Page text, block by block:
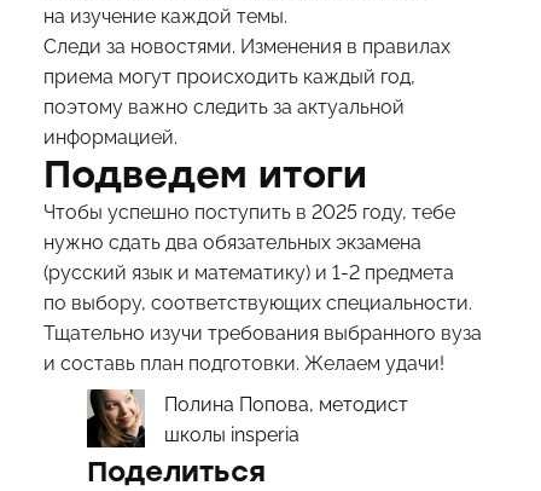
на изучение каждой темы.
Следи за новостями. Изменения в правилах
приема могут происходить каждый год,
поэтому важно следить за актуальной
информацией.
Подведем итоги
Чтобы успешно поступить в 2025 году, тебе
нужно сдать два обязательных экзамена
(русский язык и математику) и 1-2 предмета
по выбору, соответствующих специальности.
Тщательно изучи требования выбранного вуза
и составь план подготовки. Желаем удачи!
Полина Попова, методист
школы insperia
Поделиться